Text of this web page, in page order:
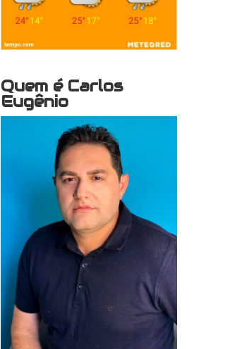
Quem é Carlos
Eugênio